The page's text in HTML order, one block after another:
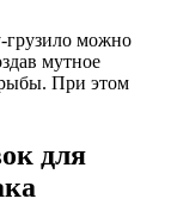
можно
мутное
При этом
для